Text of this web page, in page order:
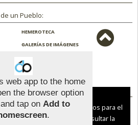
un Pueblo:
HEMEROTECA
GALERÍAS DE IMÁGENES
CONTACTO
ENCUESTAS
web app to the home
the browser option
tap on Add to
.
el Uso de cookies:
cookies nuestras y de terceros para el
del digital. Puedes consultar la